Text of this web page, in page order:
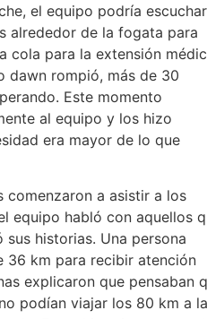
el equipo podría
alrededor de la fogata para
cola para la extensión
dawn rompió, más de 30
Este momento
al equipo y los hizo
era mayor de lo que
comenzaron a asistir a los
equipo habló con aquellos
sus historias. Una persona
36 km para recibir atención
explicaron que pensaban
podían viajar los 80 km a la